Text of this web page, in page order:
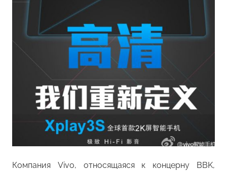
Компания Vivo, относящаяся к концерну BBK,